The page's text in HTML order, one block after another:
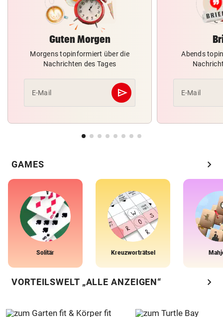
Guten Morgen
Morgens topinformiert über die
Nachrichten des Tages
E-Mail send
Abschicken
Abends
E-Mail
GAMES chevron_right
Solitär Kreuzworträtsel
VORTEILSWELT „ALLE ANZEIGEN“ chevron_right